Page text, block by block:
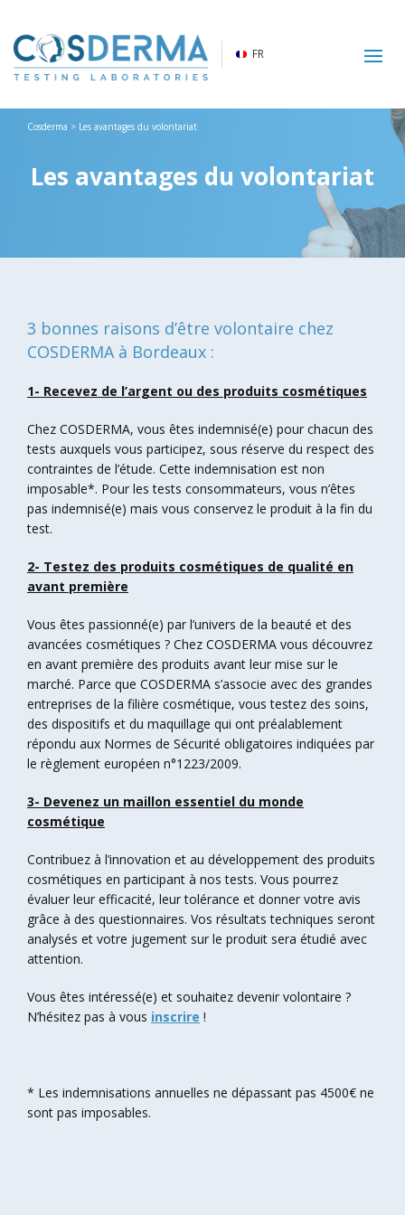
FR
Cosderma > Les avantages du volontariat
Les avantages du volontariat
3 bonnes raisons d’être volontaire chez
COSDERMA à Bordeaux :
1- Recevez de l’argent ou des produits cosmétiques
Chez COSDERMA, vous êtes indemnisé(e) pour chacun des
tests auxquels vous participez, sous réserve du respect des
contraintes de l’étude. Cette indemnisation est non
imposable*. Pour les tests consommateurs, vous n’êtes
pas indemnisé(e) mais vous conservez le produit à la fin du
test.
2- Testez des produits cosmétiques de qualité en
avant première
Vous êtes passionné(e) par l’univers de la beauté et des
avancées cosmétiques ? Chez COSDERMA vous découvrez
en avant première des produits avant leur mise sur le
marché. Parce que COSDERMA s’associe avec des grandes
entreprises de la filière cosmétique, vous testez des soins,
des dispositifs et du maquillage qui ont préalablement
répondu aux Normes de Sécurité obligatoires indiquées par
le règlement européen n°1223/2009.
3- Devenez un maillon essentiel du monde
cosmétique
Contribuez à l’innovation et au développement des produits
cosmétiques en participant à nos tests. Vous pourrez
évaluer leur efficacité, leur tolérance et donner votre avis
grâce à des questionnaires. Vos résultats techniques seront
analysés et votre jugement sur le produit sera étudié avec
attention.
Vous êtes intéressé(e) et souhaitez devenir volontaire ?
N’hésitez pas à vous inscrire !
* Les indemnisations annuelles ne dépassant pas 4500€ ne
sont pas imposables.